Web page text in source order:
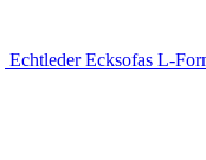
Echtleder Ecksofas L-